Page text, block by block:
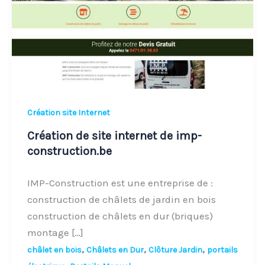
Création site Internet
Création de site internet de imp-
construction.be
IMP-Construction est une entreprise de :
construction de châlets de jardin en bois
construction de châlets en dur (briques)
montage […]
châlet en bois, Châlets en Dur, Clôture Jardin, portails